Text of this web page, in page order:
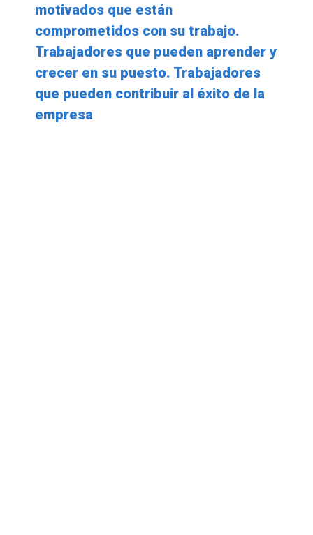
motivados que están
comprometidos con su trabajo.
Trabajadores que pueden aprender y
crecer en su puesto. Trabajadores
que pueden contribuir al éxito de la
empresa